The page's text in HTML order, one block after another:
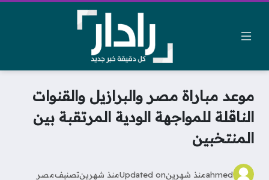
موعد مباراة مصر والبرازيل والقنوات
الناقلة للمواجهة الودية المرتقبة بين
المنتخبين
ahmedمنذ شهرينUpdated onمنذ شهرينتصنيفمصر